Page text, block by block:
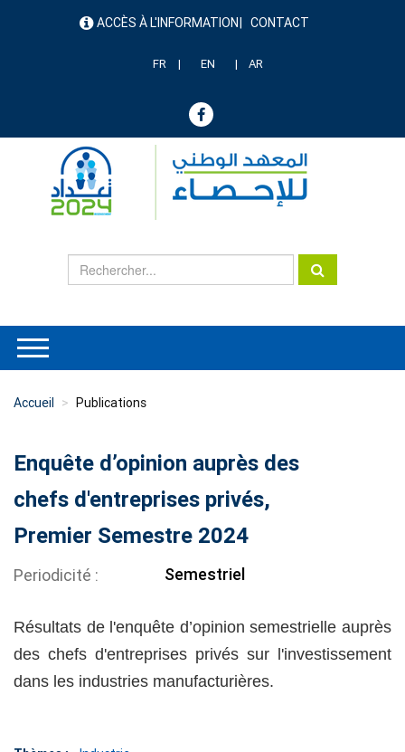
menu ACCÈS À L'INFORMATION CONTACT
FR EN AR
Accueil Publications
Enquête d’opinion auprès des
chefs d'entreprises privés,
Premier Semestre 2024
Periodicité Semestriel
Résultats de l'enquête d’opinion semestrielle auprès
des chefs d'entreprises privés sur l'investissement
dans les industries manufacturières.